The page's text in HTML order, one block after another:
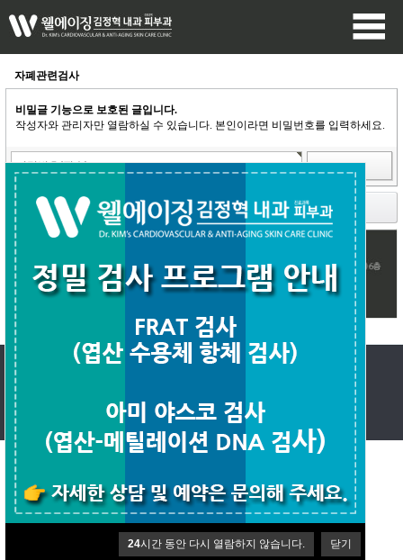
24시간 동안 다시 열람하지 않습니다. 닫기
자폐관련검사
비밀글 기능으로 보호된 글입니다.
작성자와 관리자만 열람하실 수 있습니다. 본인이라면 비밀번호를 입력하세요.
돌아가기
1:1문의 회원가입 로그인 PC버전
Copyright ©웰에이징김정혁내과.All rights reserved.